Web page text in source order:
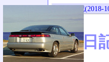
«前の日記(2018-
SVX日